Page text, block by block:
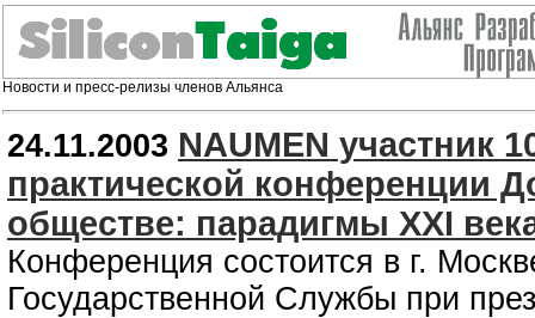
Новости и пресс-релизы членов Альянса
24.11.2003 NAUMEN участник
практической конференции
обществе: парадигмы XXI
Конференция состоится в г.
Государственной Службы при